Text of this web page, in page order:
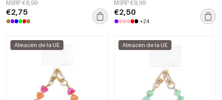
MSRP €8,99
€2,75
MSRP €8,99
€2,50
+24
Almacén de la UE Almacén de la UE